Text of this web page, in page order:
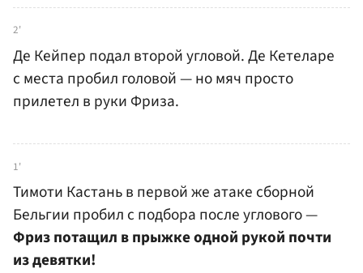
2'
Де Кейпер подал второй угловой. Де Кетеларе
с места пробил головой — но мяч просто
прилетел в руки Фриза.
1'
Тимоти Кастань в первой же атаке сборной
Бельгии пробил с подбора после углового —
Фриз потащил в прыжке одной рукой почти
из девятки!